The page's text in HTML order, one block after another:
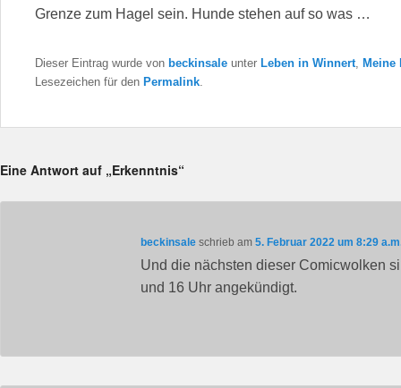
Grenze zum Hagel sein. Hunde stehen auf so was …
Dieser Eintrag wurde von beckinsale unter Leben in Winnert
Meine
Lesezeichen für den Permalink
Eine Antwort auf „Erkenntnis“
beckinsale schrieb am 5. Februar 2022 um 8:29
Und die nächsten dieser Comicwolken
und 16 Uhr angekündigt.